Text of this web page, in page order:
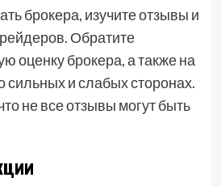
брокера, изучите отзывы и
Обратите
оценку брокера, а также на
сильных и слабых сторонах.
не все отзывы могут быть